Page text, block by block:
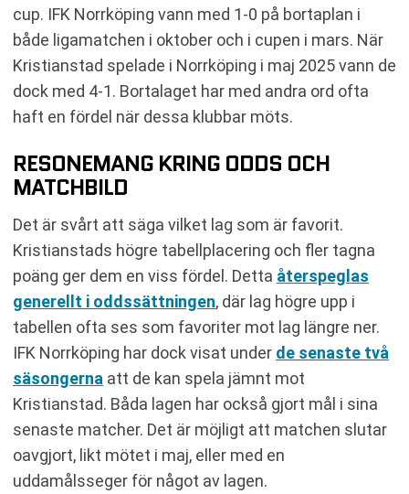
cup. IFK Norrköping vann med 1-0 på bortaplan i
både ligamatchen i oktober och i cupen i mars. När
Kristianstad spelade i Norrköping i maj 2025 vann de
dock med 4-1. Bortalaget har med andra ord ofta
haft en fördel när dessa klubbar möts.
RESONEMANG KRING ODDS OCH
MATCHBILD
Det är svårt att säga vilket lag som är favorit.
Kristianstads högre tabellplacering och fler tagna
poäng ger dem en viss fördel. Detta återspeglas
generellt i oddssättningen, där lag högre upp i
tabellen ofta ses som favoriter mot lag längre ner.
IFK Norrköping har dock visat under de senaste två
säsongerna att de kan spela jämnt mot
Kristianstad. Båda lagen har också gjort mål i sina
senaste matcher. Det är möjligt att matchen slutar
oavgjort, likt mötet i maj, eller med en
uddamålsseger för något av lagen.